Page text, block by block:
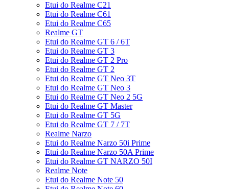
Etui do Realme C21
Etui do Realme C61
Etui do Realme C65
Realme GT
Etui do Realme GT 6 / 6T
Etui do Realme GT 3
Etui do Realme GT 2 Pro
Etui do Realme GT 2
Etui do Realme GT Neo 3T
Etui do Realme GT Neo 3
Etui do Realme GT Neo 2 5G
Etui do Realme GT Master
Etui do Realme GT 5G
Etui do Realme GT 7 / 7T
Realme Narzo
Etui do Realme Narzo 50i Prime
Etui do Realme Narzo 50A Prime
Etui do Realme GT NARZO 50I
Realme Note
Etui do Realme Note 50